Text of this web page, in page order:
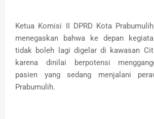
Ketua Komisi II DPRD Kota
menegaskan bahwa ke depan
tidak boleh lagi digelar di kawasan
karena dinilai berpotensi
pasien yang sedang menjalani
Prabumulih.